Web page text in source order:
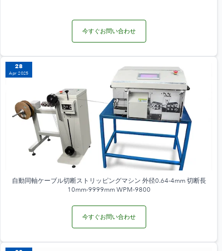
今すぐお問い合わせ
28
Apr 2025
自動同軸ケーブル切断ストリッピングマシン 外径0.64-4mm 切断長
10mm-9999mm WPM-9800
今すぐお問い合わせ